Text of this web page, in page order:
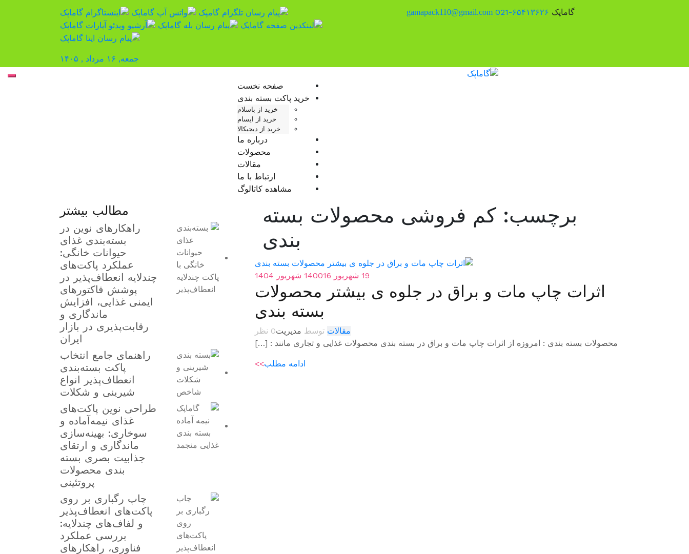
گاماپک ۶۵۴۱۳۶۲۶-021 gamapack110@gmail.com
جمعه, ۱۶ مرداد , ۱۴۰۵
صفحه نخست
خرید پاکت بسته بندی
خرید از باسلام
خرید از ایسام
خرید از دیجیکالا
درباره ما
محصولات
مقالات
ارتباط با ما
مشاهده کاتالوگ
برچسب: کم فروشی محصولات بسته
بندی
19 شهریور 1400 16 شهریور 1404
اثرات چاپ مات و براق در جلوه ی بیشتر محصولات
بسته بندی
مقالات توسط مدیریت0 نظر
محصولات بسته بندی : امروزه از اثرات چاپ مات و براق در بسته بندی محصولات غذایی و تجاری مانند : […]
ادامه مطلب>>
مطالب بیشتر
راهکارهای نوین در
بسته‌بندی غذای
حیوانات خانگی:
عملکرد پاکت‌های
چندلایه انعطاف‌پذیر در
پوشش فاکتورهای
ایمنی غذایی، افزایش
ماندگاری و
رقابت‌پذیری در بازار
ایران
راهنمای جامع انتخاب
پاکت بسته‌بندی
انعطاف‌پذیر انواع
شیرینی و شکلات
طراحی نوین پاکت‌های
غذای نیمه‌آماده و
سوخاری: بهینه‌سازی
ماندگاری و ارتقای
جذابیت بصری بسته
بندی محصولات
پروتئینی
چاپ رگباری بر روی
پاکت‌های انعطاف‌پذیر
و لفاف‌های چندلایه:
بررسی عملکرد
فناوری، راهکارهای